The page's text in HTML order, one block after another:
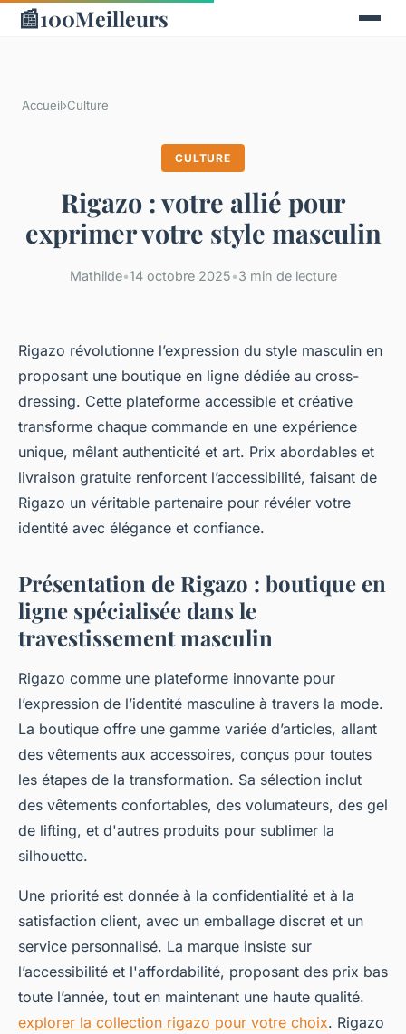
📰100Meilleurs
Accueil›Culture
CULTURE
Rigazo : votre allié pour
exprimer votre style masculin
Mathilde•14 octobre 2025•3 min de lecture
Rigazo révolutionne l’expression du style masculin en
proposant une boutique en ligne dédiée au cross-
dressing. Cette plateforme accessible et créative
transforme chaque commande en une expérience
unique, mêlant authenticité et art. Prix abordables et
livraison gratuite renforcent l’accessibilité, faisant de
Rigazo un véritable partenaire pour révéler votre
identité avec élégance et confiance.
Présentation de Rigazo : boutique en
ligne spécialisée dans le
travestissement masculin
Rigazo comme une plateforme innovante pour
l’expression de l’identité masculine à travers la mode.
La boutique offre une gamme variée d’articles, allant
des vêtements aux accessoires, conçus pour toutes
les étapes de la transformation. Sa sélection inclut
des vêtements confortables, des volumateurs, des gel
de lifting, et d'autres produits pour sublimer la
silhouette.
Une priorité est donnée à la confidentialité et à la
satisfaction client, avec un emballage discret et un
service personnalisé. La marque insiste sur
l’accessibilité et l'affordabilité, proposant des prix bas
toute l’année, tout en maintenant une haute qualité.
explorer la collection rigazo pour votre choix. Rigazo